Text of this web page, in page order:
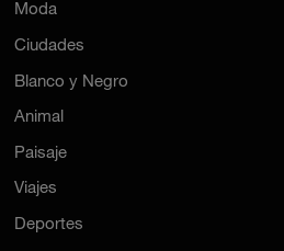
Moda
Ciudades
Blanco y Negro
Animal
Paisaje
Viajes
Deportes